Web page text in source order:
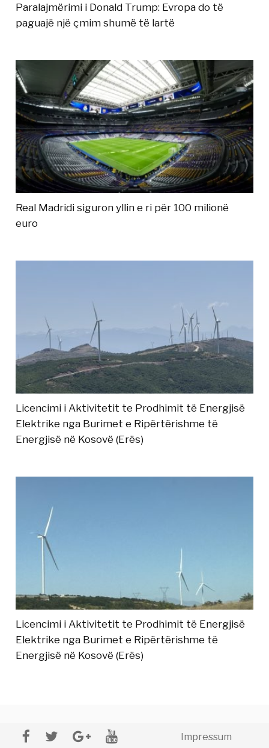
Paralajmërimi i Donald Trump: Evropa do të
paguajë një çmim shumë të lartë
Real Madridi siguron yllin e ri për 100 milionë
euro
Licencimi i Aktivitetit te Prodhimit të Energjisë
Elektrike nga Burimet e Ripërtërishme të
Energjisë në Kosovë (Erës)
Licencimi i Aktivitetit te Prodhimit të Energjisë
Elektrike nga Burimet e Ripërtërishme të
Energjisë në Kosovë (Erës)
Impressum